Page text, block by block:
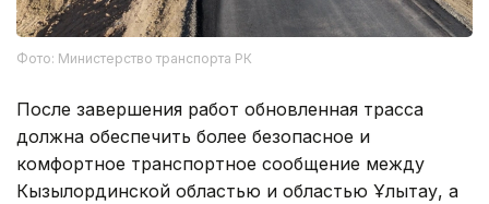
Фото: Министерство транспорта РК
После завершения работ обновленная трасса
должна обеспечить более безопасное и
комфортное транспортное сообщение между
Кызылординской областью и областью Ұлытау, а